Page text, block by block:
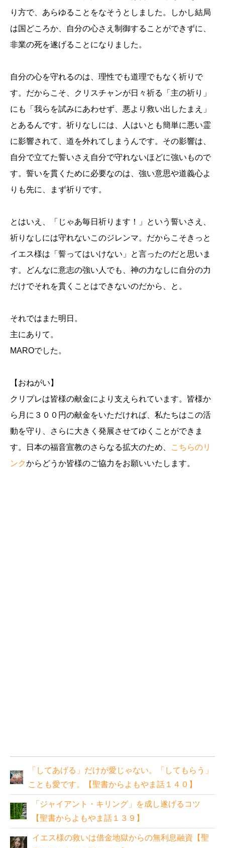
り方で、あらゆることをなそうとしました。しかし結局
は国どころか、自分の心さえ制御することができずに、
非業の死を遂げることになりました。
自分の心を守れるのは、理性でも道理でもなく祈りで
す。だからこそ、クリスチャンが日々祈る「主の祈り」
にも「我らを試みにあわせず、悪より救い出したまえ」
とあるんです。祈りなしには、人はいとも簡単に悪い霊
に影響されて、道を外れてしまうんです。その影響は、
自分で立てた誓いさえ自分で守れないほどに強いもので
す。誓いを貫くために必要なのは、強い意思や道義心よ
りも先に、まず祈りです。
とはいえ、「じゃあ毎日祈ります！」という誓いさえ、
祈りなしには守れないこのジレンマ。だからこそきっと
イエス様は「誓ってはいけない」と言ったのだと思いま
す。どんなに意志の強い人でも、神の力なしに自分の力
だけでそれを貫くことはできないのだから、と。
それではまた明日。
主にありて。
MAROでした。
【おねがい】
クリプレは皆様の献金により支えられています。皆様か
ら月に３００円の献金をいただければ、私たちはこの活
動を守り、さらに大きく発展させてゆくことができま
す。日本の福音宣教のさらなる拡大のため、
こちらのリ
ンクからどうか皆様のご協力をお願いいたします。
「してあげる」だけが愛じゃない。「してもらう」
ことも愛です。【聖書からよもやま話１４０】
「ジャイアント・キリング」を成し遂げるコツ
【聖書からよもやま話１３９】
イエス様の救いは借金地獄からの無利息融資【聖